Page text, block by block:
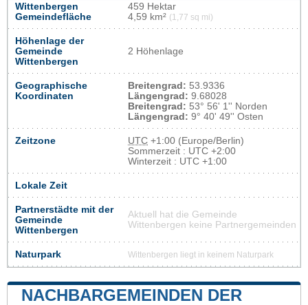
Wittenbergen
Gemeindefläche
459 Hektar
4,59 km² (1,77 sq mi)
Höhenlage der
Gemeinde
Wittenbergen
2 Höhenlage
Geographische
Koordinaten
Breitengrad: 53.9336
Längengrad: 9.68028
Breitengrad: 53° 56' 1'' Norden
Längengrad: 9° 40' 49'' Osten
Zeitzone UTC +1:00 (Europe/Berlin)
Sommerzeit : UTC +2:00
Winterzeit : UTC +1:00
Lokale Zeit
Partnerstädte mit der
Gemeinde
Wittenbergen
Aktuell hat die Gemeinde
Wittenbergen keine Partnergemeinden
Naturpark Wittenbergen liegt in keinem Naturpark
NACHBARGEMEINDEN DER